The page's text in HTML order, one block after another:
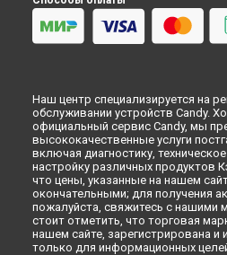
Наш центр специализируется на
обслуживании устройств Candy.
официальный сервис Candy, мы
высококачественные услуги
включая диагностику,
настройку различных продуктов
что цены, указанные на нашем
окончательными; для получения
пожалуйста, свяжитесь с нашими
стоит отметить, что торговая
нашем сайте, зарегистрирована и
только для информационных